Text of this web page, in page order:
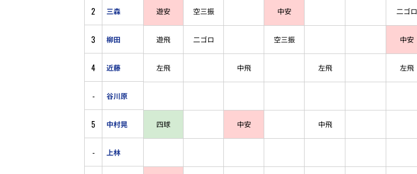
2 三森 遊安 空三振 中安 二ゴロ
3 柳田 遊飛 二ゴロ 空三振 中安
4 近藤 左飛 中飛 左飛 左飛
- 谷川原
5 中村晃 四球 中安 中飛
- 上林